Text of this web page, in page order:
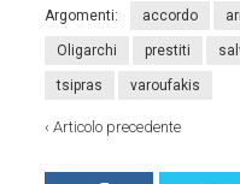
Argomenti: accordo
Oligarchi prestiti
tsipras varoufakis
‹Articolo precedente